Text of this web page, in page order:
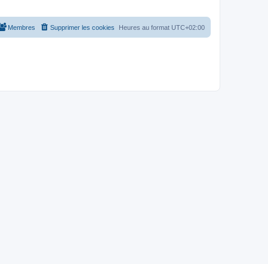
Heures au format UTC+02:00
Supprimer les cookies
Membres